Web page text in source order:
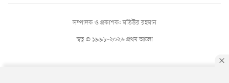
স্বত্ব © ১৯৯৮-২০২৬ প্রথম আলো
সম্পাদক ও প্রকাশক: মতিউর রহমান